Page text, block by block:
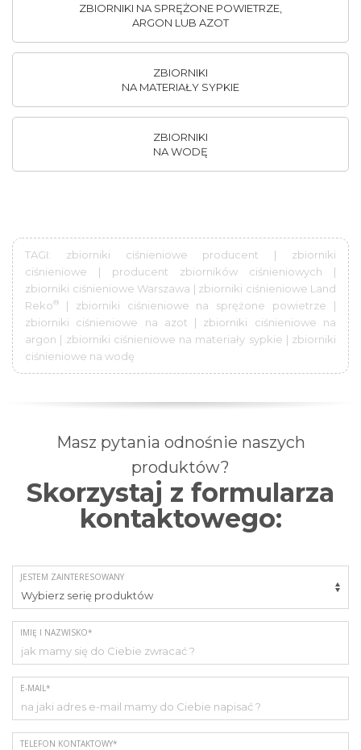
ZBIORNIKI NA SPRĘŻONE POWIETRZE,
ARGON LUB AZOT
ZBIORNIKI
NA MATERIAŁY SYPKIE
ZBIORNIKI
NA WODĘ
TAGI: zbiorniki ciśnieniowe producent | zbiorniki
ciśnieniowe | producent zbiorników ciśnieniowych |
zbiorniki ciśnieniowe Warszawa | zbiorniki ciśnieniowe Land
Reko®
| zbiorniki ciśnieniowe na sprężone powietrze |
zbiorniki ciśnieniowe na azot | zbiorniki ciśnieniowe na
argon | zbiorniki ciśnieniowe na materiały sypkie | zbiorniki
ciśnieniowe na wodę
Masz pytania odnośnie naszych
produktów?
Skorzystaj z formularza
kontaktowego:
JESTEM ZAINTERESOWANY
IMIĘ I NAZWISKO*
E-MAIL*
TELEFON KONTAKTOWY*